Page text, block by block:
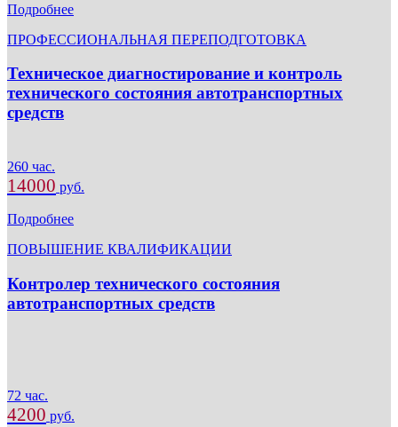
Подробнее
ПРОФЕССИОНАЛЬНАЯ ПЕРЕПОДГОТОВКА
Техническое диагностирование и контроль
технического состояния автотранспортных
средств
260 час.
14000 руб.
Подробнее
ПОВЫШЕНИЕ КВАЛИФИКАЦИИ
Контролер технического состояния
автотранспортных средств
72 час.
4200 руб.